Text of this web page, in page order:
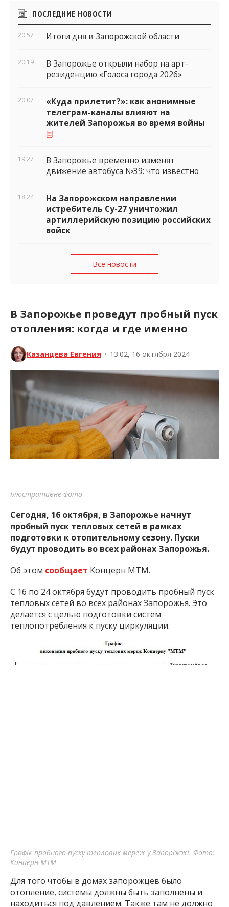
Боковые
виджеты
ПОСЛЕДНИЕ НОВОСТИ
20:57 Итоги дня в Запорожской области
20:19
В Запорожье открыли набор на арт-
резиденцию «Голоса города 2026»
20:07
«Куда прилетит?»: как анонимные
телеграм-каналы влияют на
жителей Запорожья во время войны
19:27
В Запорожье временно изменят
движение автобуса №39: что известно
18:24
На Запорожском направлении
истребитель Су-27 уничтожил
артиллерийскую позицию российских
войск
Все новости
В Запорожье проведут пробный пуск
отопления: когда и где именно
Казанцева Евгения • 13:02, 16 октября 2024
Ілюстративне фото
Сегодня, 16 октября, в Запорожье начнут
пробный пуск тепловых сетей в рамках
подготовки к отопительному сезону. Пуски
будут проводить во всех районах Запорожья.
Об этом сообщает Концерн МТМ.
С 16 по 24 октября будут проводить пробный пуск
тепловых сетей во всех районах Запорожья. Это
делается с целью подготовки систем
теплопотребления к пуску циркуляции.
Графік пробного пуску теплових мереж у Запоріжжі. Фото:
Концерн МТМ
Для того чтобы в домах запорожцев было
отопление, системы должны быть заполнены и
находиться под давлением. Также там не должно